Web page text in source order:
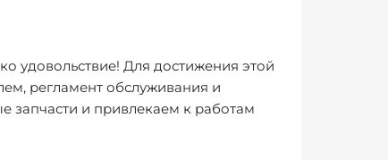
удовольствие! Для достижения этой
регламент обслуживания и
запчасти и привлекаем к работам